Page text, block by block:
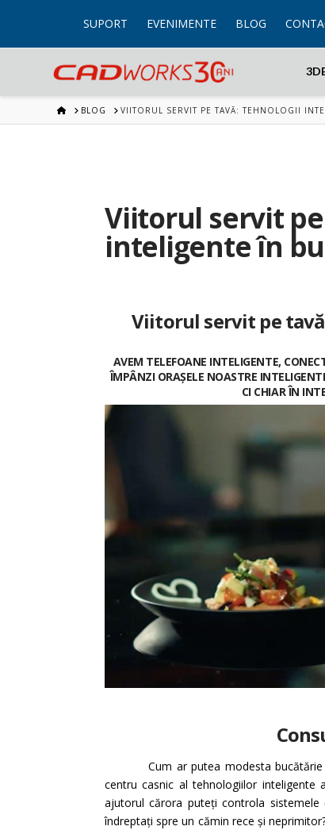
SUPORT EVENIMENTE BLOG
HOMEBLOG VIITORUL SERVIT PE TAVĂ: TEHNOLOGII
Viitorul servit
inteligente în
Viitorul servit pe
AVEM TELEFOANE INTELIGENTE,
ÎMPÂNZI ORAȘELE NOASTRE
CI CHIAR ÎN
Cum ar putea modesta bucătărie să
centru casnic al tehnologiilor inteligente
ajutorul cărora puteți controla sistemele
îndreptați spre un cămin rece și